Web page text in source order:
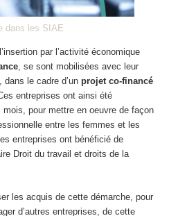
dans les SIAE
par l’activité économique
, se sont mobilisées avec leur
dans le cadre d’un projet co-financé
entreprises ont ainsi été
pour mettre en oeuvre de façon
entre les femmes et les
entreprises ont bénéficié de
Droit du travail et droits de la
les acquis de cette démarche, pour
d’autres entreprises, de cette